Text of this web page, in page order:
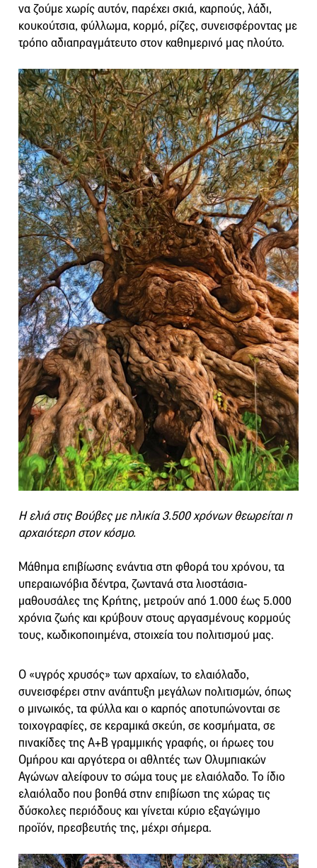
να ζούμε χωρίς αυτόν, παρέχει σκιά, καρπούς, λάδι,
κουκούτσια, φύλλωμα, κορμό, ρίζες, συνεισφέροντας με
τρόπο αδιαπραγμάτευτο στον καθημερινό μας πλούτο.
Η ελιά στις Βούβες με ηλικία 3.500 χρόνων θεωρείται η
αρχαιότερη στον κόσμο.
Μάθημα επιβίωσης ενάντια στη φθορά του χρόνου, τα
υπεραιωνόβια δέντρα, ζωντανά στα λιοστάσια-
μαθουσάλες της Κρήτης, μετρούν από 1.000 έως 5.000
χρόνια ζωής και κρύβουν στους αργασμένους κορμούς
τους, κωδικοποιημένα, στοιχεία του πολιτισμού μας.
Ο «υγρός χρυσός» των αρχαίων, το ελαιόλαδο,
συνεισφέρει στην ανάπτυξη μεγάλων πολιτισμών, όπως
ο μινωικός, τα φύλλα και ο καρπός αποτυπώνονται σε
τοιχογραφίες, σε κεραμικά σκεύη, σε κοσμήματα, σε
πινακίδες της Α+Β γραμμικής γραφής, οι ήρωες του
Ομήρου και αργότερα οι αθλητές των Ολυμπιακών
Αγώνων αλείφουν το σώμα τους με ελαιόλαδο. Το ίδιο
ελαιόλαδο που βοηθά στην επιβίωση της χώρας τις
δύσκολες περιόδους και γίνεται κύριο εξαγώγιμο
προϊόν, πρεσβευτής της, μέχρι σήμερα.